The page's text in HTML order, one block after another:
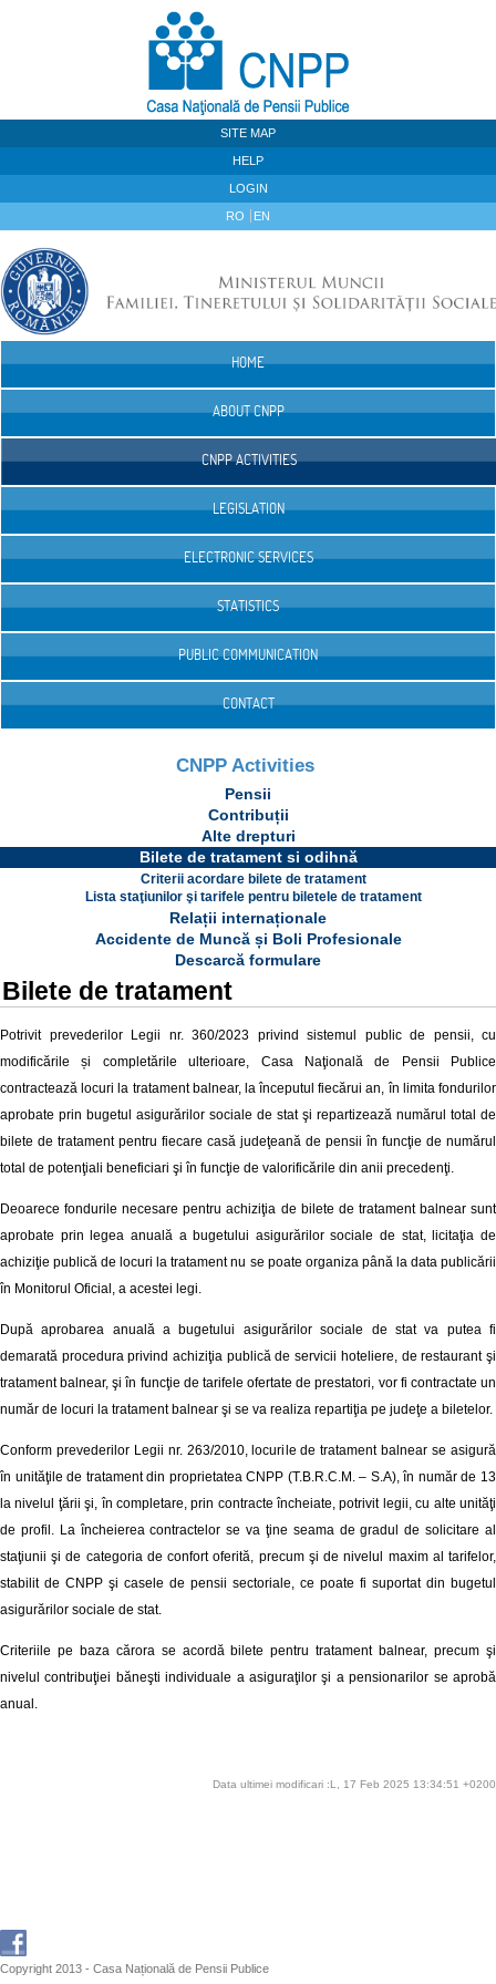
SITE MAP
HELP
LOGIN
RO EN
HOME
ABOUT CNPP
CNPP ACTIVITIES
LEGISLATION
ELECTRONIC SERVICES
STATISTICS
PUBLIC COMMUNICATION
CONTACT
CNPP Activities
Pensii
Contribuții
Alte drepturi
Bilete de tratament si odihnă
Criterii acordare bilete de tratament
Lista staţiunilor şi tarifele pentru biletele de tratament
Relații internaționale
Accidente de Muncă și Boli Profesionale
Descarcă formulare
Bilete de tratament
Potrivit prevederilor Legii nr. 360/2023 privind sistemul public de pensii, cu
modificările și completările ulterioare, Casa Naţională de Pensii Publice
contractează locuri la tratament balnear, la începutul fiecărui an, în limita fondurilor
aprobate prin bugetul asigurărilor sociale de stat şi repartizează numărul total de
bilete de tratament pentru fiecare casă judeţeană de pensii în funcţie de numărul
total de potenţiali beneficiari şi în funcţie de valorificările din anii precedenţi.
Deoarece fondurile necesare pentru achiziţia de bilete de tratament balnear sunt
aprobate prin legea anuală a bugetului asigurărilor sociale de stat, licitaţia de
achiziţie publică de locuri la tratament nu se poate organiza până la data publicării
în Monitorul Oficial, a acestei legi.
După aprobarea anuală a bugetului asigurărilor sociale de stat va putea fi
demarată procedura privind achiziţia publică de servicii hoteliere, de restaurant şi
tratament balnear, şi în funcţie de tarifele ofertate de prestatori, vor fi contractate un
număr de locuri la tratament balnear şi se va realiza repartiţia pe judeţe a biletelor.
Conform prevederilor Legii nr. 263/2010, locurile de tratament balnear se asigură
în unităţile de tratament din proprietatea CNPP (T.B.R.C.M. – S.A), în număr de 13
la nivelul ţării şi, în completare, prin contracte încheiate, potrivit legii, cu alte unităţi
de profil. La încheierea contractelor se va ţine seama de gradul de solicitare al
staţiunii şi de categoria de confort oferită, precum şi de nivelul maxim al tarifelor,
stabilit de CNPP şi casele de pensii sectoriale, ce poate fi suportat din bugetul
asigurărilor sociale de stat.
Criteriile pe baza cărora se acordă bilete pentru tratament balnear, precum şi
nivelul contribuţiei băneşti individuale a asiguraţilor şi a pensionarilor se aprobă
anual.
Data ultimei modificari :L, 17 Feb 2025 13:34:51 +0200
Copyright 2013 - Casa Națională de Pensii Publice